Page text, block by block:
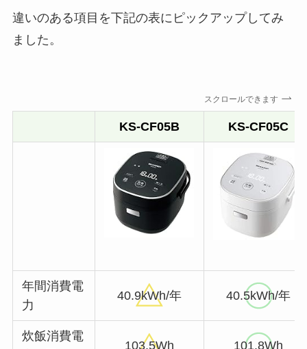
違いのある項目を下記の表にピックアップしてみ
ました。
スクロールできます
KS-CF05B KS-CF05C
年間消費電
力
40.9kWh/年 40.5kWh/年
炊飯消費電
103.5Wh 101.8Wh